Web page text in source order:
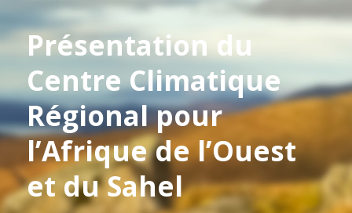
Présentation du
Centre Climatique
Régional pour
l’Afrique de l’Ouest
et du Sahel